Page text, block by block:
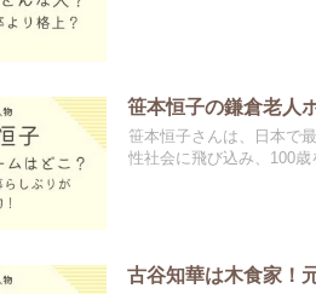
笹本恒子の鎌倉老人
笹本恒子さんは、日本で
性社会に飛び込み、100歳
古谷知華は木食家！